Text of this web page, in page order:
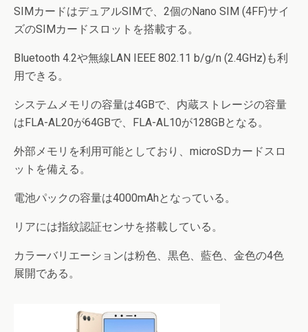
SIMカードはデュアルSIMで、2個のNano SIM (4FF)サイ
ズのSIMカードスロットを搭載する。
Bluetooth 4.2や無線LAN IEEE 802.11 b/g/n (2.4GHz)も利
用できる。
システムメモリの容量は4GBで、内蔵ストレージの容量
はFLA-AL20が64GBで、FLA-AL10が128GBとなる。
外部メモリを利用可能としており、microSDカードスロ
ットを備える。
電池パックの容量は4000mAhとなっている。
リアには指紋認証センサを搭載している。
カラーバリエーションは粉色、黒色、藍色、金色の4色
展開である。